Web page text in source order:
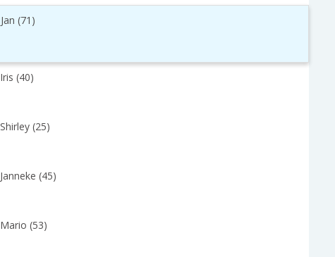
Jan (71)
Iris (40)
Shirley (25)
Janneke (45)
Mario (53)